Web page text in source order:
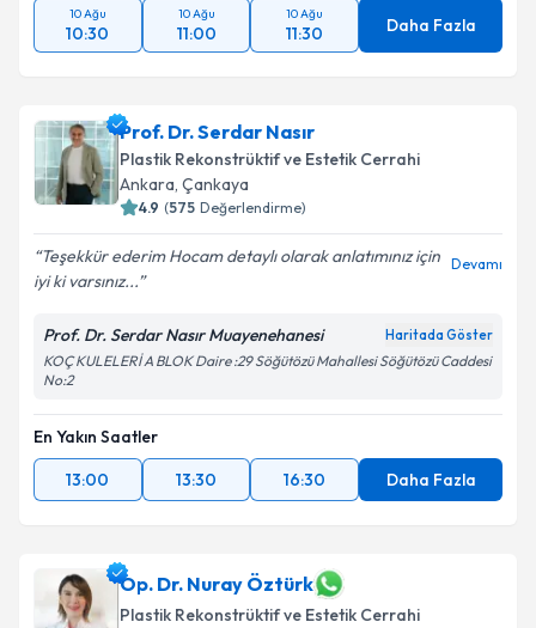
10 Ağu
10:30
10 Ağu
11:00
10 Ağu
11:30 Daha Fazla
Prof. Dr. Serdar Nasır
Plastik Rekonstrüktif ve Estetik Cerrahi
Ankara, Çankaya
4.9 (575 Değerlendirme)
Teşekkür ederim Hocam detaylı olarak anlatımınız için
iyi ki varsınız...
Devamı
Prof. Dr. Serdar Nasır Muayenehanesi Haritada Göster
KOÇ KULELERİ A BLOK Daire :29 Söğütözü Mahallesi Söğütözü Caddesi
No:2
En Yakın Saatler
13:00
13:30 16:30 Daha Fazla
Op. Dr. Nuray Öztürk
Plastik Rekonstrüktif ve Estetik Cerrahi